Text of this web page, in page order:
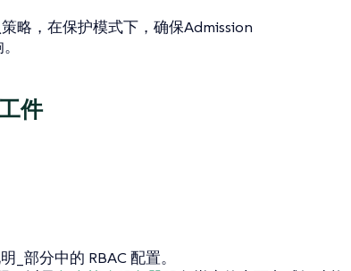
略，在保护模式下，确保Admission
件
部分中的 RBAC 配置。